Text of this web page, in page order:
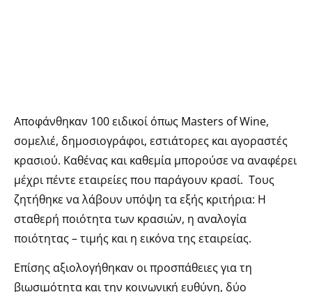
Αποφάνθηκαν 100 ειδικοί όπως Masters of Wine,
σομελιέ, δημοσιογράφοι, εστιάτορες και αγοραστές
κρασιού. Καθένας και καθεμία μπορούσε να αναφέρει
μέχρι πέντε εταιρείες που παράγουν κρασί. Τους
ζητήθηκε να λάβουν υπόψη τα εξής κριτήρια: Η
σταθερή ποιότητα των κρασιών, η αναλογία
ποιότητας – τιμής και η εικόνα της εταιρείας.
Επίσης αξιολογήθηκαν οι προσπάθειες για τη
βιωσιμότητα και την κοινωνική ευθύνη, δύο